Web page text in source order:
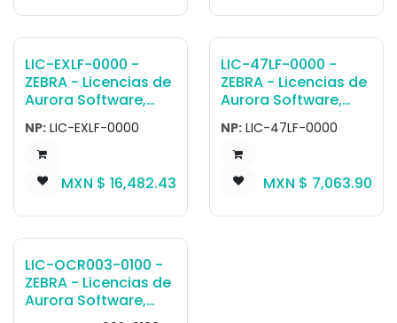
DPM)
LIC-EXLF-0000 -
ZEBRA - Licencias de
Aurora Software,
Software de visión
artificial y FIS SW
License, Gateway
Connectivity Full, for
FS and VS family of
NP: LIC-EXLF-0000
MXN $ 16,482.43
LIC-47LF-0000 -
ZEBRA - Licencias de
Aurora Software,
Software de visión
artificial y FIS SW
License, Gateway
Connectivity Lite, for
FS40, FS70 and
NP: LIC-47LF-0000
MXN $ 7,063.90
LIC-OCR003-0100 -
ZEBRA - Licencias de
Aurora Software,
Software de visión